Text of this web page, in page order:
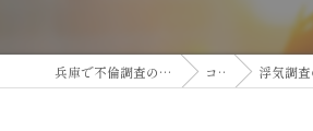
兵庫で不倫調査の相談なら夫婦の窓口 コラム 浮気調査の費用を